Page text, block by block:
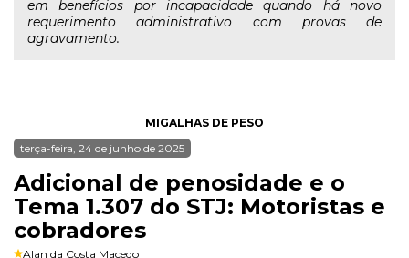
em benefícios por incapacidade quando há novo
requerimento administrativo com provas de
agravamento.
MIGALHAS DE PESO
terça-feira, 24 de junho de 2025
Adicional de penosidade e o
Tema 1.307 do STJ: Motoristas e
cobradores
Alan da Costa Macedo